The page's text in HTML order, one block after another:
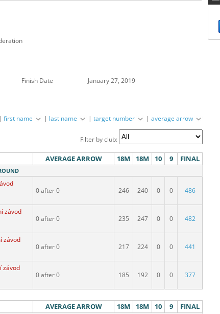
Finish Date
January 27, 2019
|first name | last name |target number |average arrow
Filter by club:
AVERAGE ARROW 18M 18M 10 9 FINAL
0 after 0 246 240 0 0 486
závod
0 after 0 235 247 0 0 482
závod
0 after 0 217 224 0 0 441
závod
0 after 0 185 192 0 0 377
AVERAGE ARROW 18M 18M 10 9 FINAL